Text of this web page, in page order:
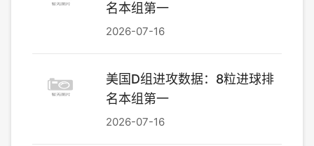
名本组第一
2026-07-16
美国D组进攻数据：8粒进球排
名本组第一
2026-07-16